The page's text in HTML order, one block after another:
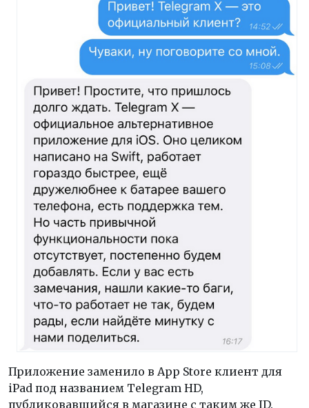
Приложение заменило в App Store клиент для
iPad под названием Telegram HD,
публиковавшийся в магазине с таким же ID.